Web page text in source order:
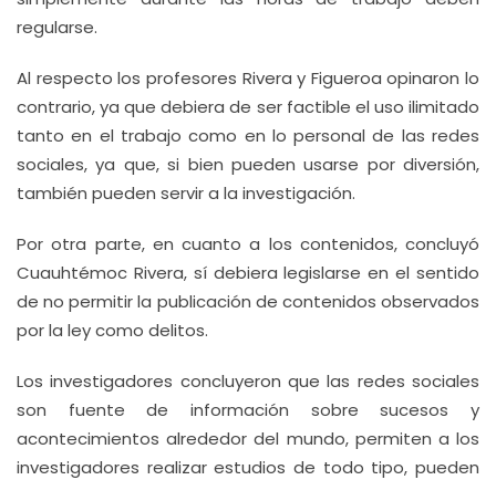
regularse.
Al respecto los profesores Rivera y Figueroa opinaron lo
contrario, ya que debiera de ser factible el uso ilimitado
tanto en el trabajo como en lo personal de las redes
sociales, ya que, si bien pueden usarse por diversión,
también pueden servir a la investigación.
Por otra parte, en cuanto a los contenidos, concluyó
Cuauhtémoc Rivera, sí debiera legislarse en el sentido
de no permitir la publicación de contenidos observados
por la ley como delitos.
Los investigadores concluyeron que las redes sociales
son fuente de información sobre sucesos y
acontecimientos alrededor del mundo, permiten a los
investigadores realizar estudios de todo tipo, pueden